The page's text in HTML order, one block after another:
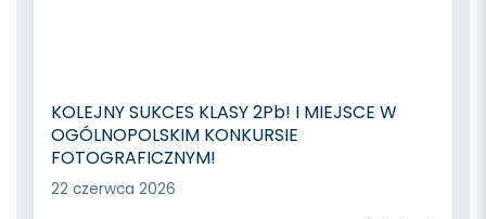
KOLEJNY SUKCES KLASY 2Pb! I MIEJSCE W
OGÓLNOPOLSKIM KONKURSIE
FOTOGRAFICZNYM!
22 czerwca 2026